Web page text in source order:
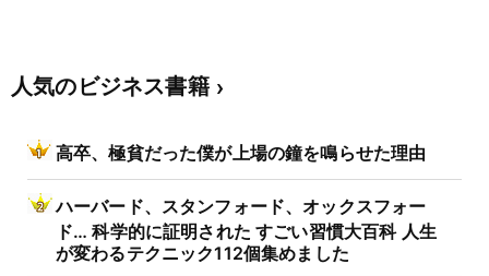
人気のビジネス書籍
高卒、極貧だった僕が上場の鐘を鳴らせた理由
ハーバード、スタンフォード、オックスフォー
ド… 科学的に証明された すごい習慣大百科 人生
が変わるテクニック112個集めました